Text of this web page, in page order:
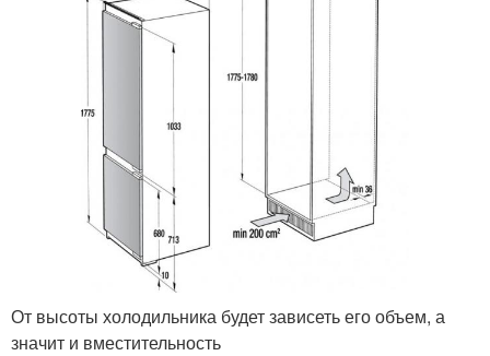
От высоты холодильника будет зависеть его объем, а
значит и вместительность